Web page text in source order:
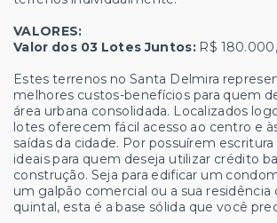
VALORES:
Valor dos 03 Lotes Juntos:R$
Estes terrenos no Santa Delmira
melhores custos-benefícios para quem
área urbana consolidada. Localizados
lotes oferecem fácil acesso ao centro e
saídas da cidade. Por possuírem escritura
ideais para quem deseja utilizar crédito
construção. Seja para edificar um
um galpão comercial ou a sua residência
quintal, esta é a base sólida que você